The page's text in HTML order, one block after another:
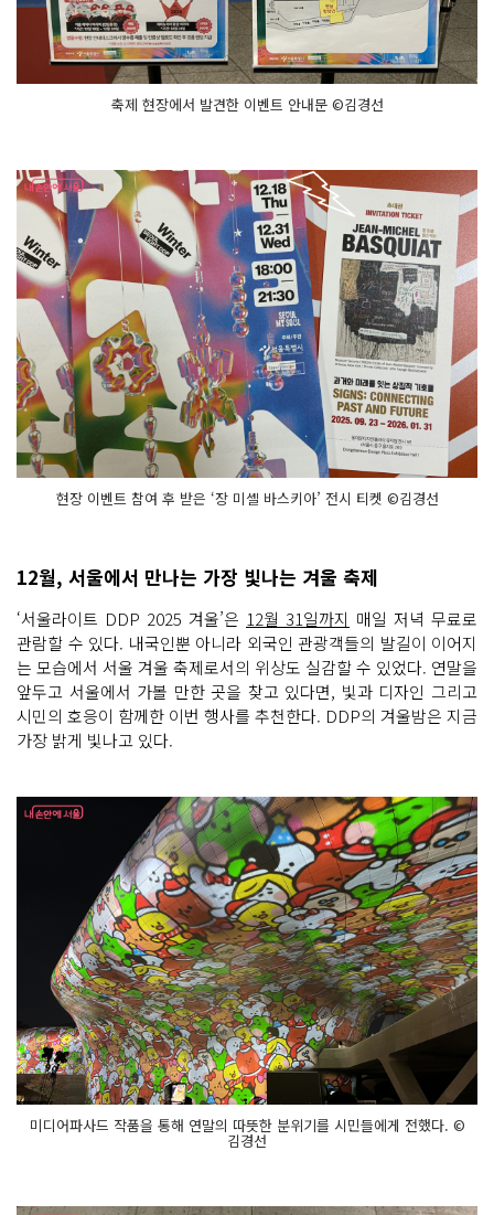
축제 현장에서 발견한 이벤트 안내문 ©김경선
현장 이벤트 참여 후 받은 ‘장 미셸 바스키아’ 전시 티켓 ©김경선
12월, 서울에서 만나는 가장 빛나는 겨울 축제
‘서울라이트 DDP 2025 겨울’은 12월 31일까지 매일 저녁 무료로
관람할 수 있다. 내국인뿐 아니라 외국인 관광객들의 발길이 이어지
는 모습에서 서울 겨울 축제로서의 위상도 실감할 수 있었다. 연말을
앞두고 서울에서 가볼 만한 곳을 찾고 있다면, 빛과 디자인 그리고
시민의 호응이 함께한 이번 행사를 추천한다. DDP의 겨울밤은 지금
가장 밝게 빛나고 있다.
미디어파사드 작품을 통해 연말의 따뜻한 분위기를 시민들에게 전했다. ©
김경선